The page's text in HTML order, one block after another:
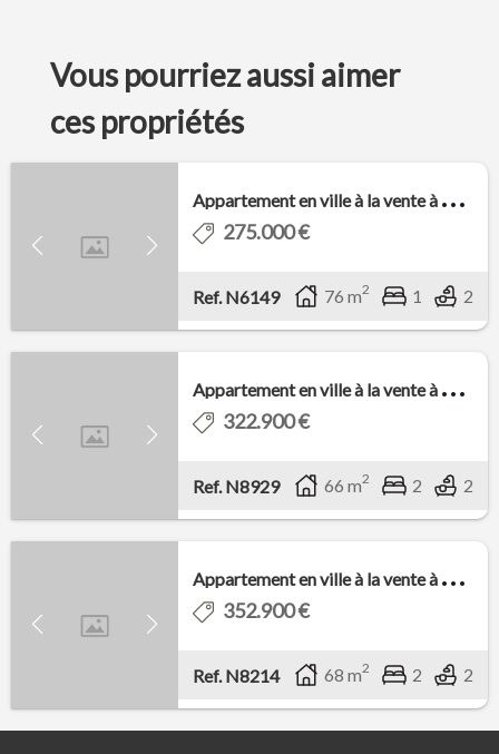
Vous pourriez aussi aimer
ces propriétés
A
ppartement en ville à la vente à Finestrat ...
275.000 €
Ref. N6149 76 m2 1 2
A
ppartement en ville à la vente à Finestrat ...
322.900 €
Ref. N8929 66 m2 2 2
A
ppartement en ville à la vente à Finestrat ...
352.900 €
Ref. N8214 68 m2 2 2